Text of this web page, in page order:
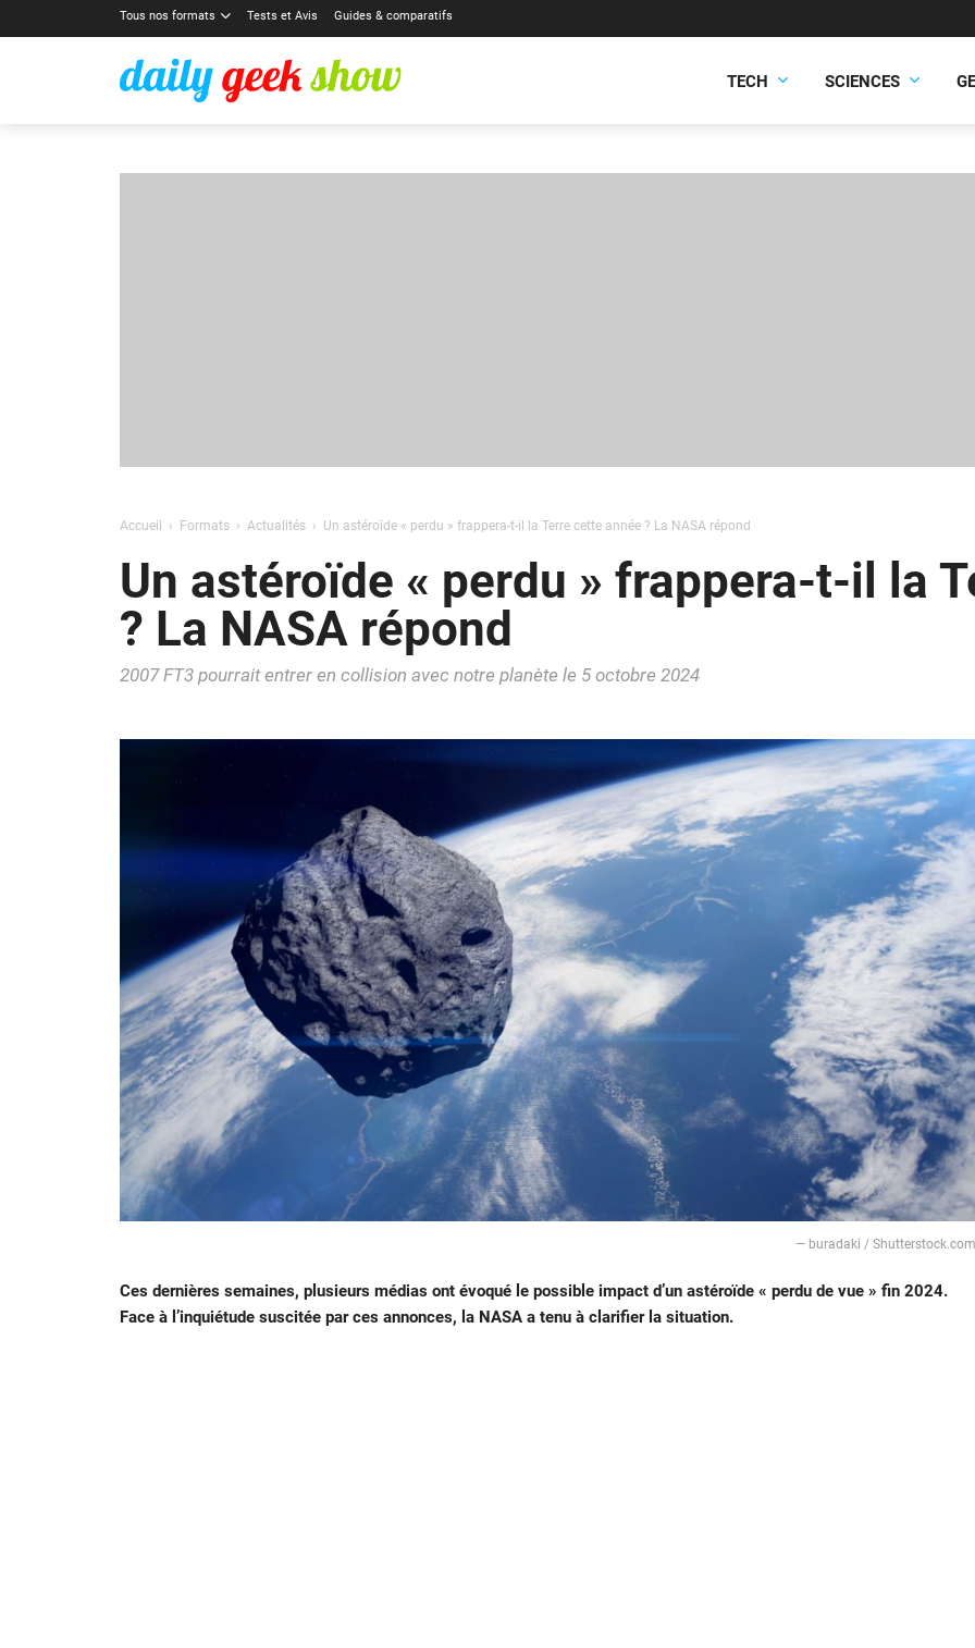
Tous nos formats Tests et Avis Guides & comparatifs
TECH SCIENCES
Accueil Formats Actualités Un astéroïde « perdu » frappera-t-il la Terre cette année ? La NASA répond
Un astéroïde « perdu » frappera-t-il la
? La NASA répond
2007 FT3 pourrait entrer en collision avec notre planète le 5 octobre 2024
— buradaki / Shutterstock.com
Ces dernières semaines, plusieurs médias ont évoqué le possible impact d’un astéroïde « perdu de vue » fin 2024.
Face à l’inquiétude suscitée par ces annonces, la NASA a tenu à clarifier la situation.